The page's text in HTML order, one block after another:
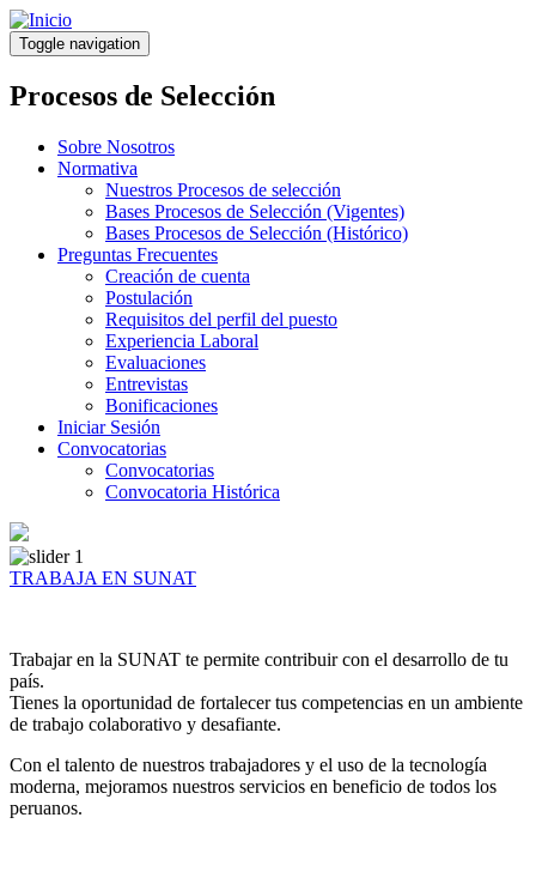
Pasar
al
contenido
principal
Toggle navigation
Procesos de Selección
Sobre Nosotros
Normativa
Nuestros Procesos de selección
Bases Procesos de Selección (Vigentes)
Bases Procesos de Selección (Histórico)
Preguntas Frecuentes
Creación de cuenta
Postulación
Requisitos del perfil del puesto
Experiencia Laboral
Evaluaciones
Entrevistas
Bonificaciones
Iniciar Sesión
Convocatorias
Convocatorias
Convocatoria Histórica
TRABAJA EN SUNAT
Trabajar en la SUNAT te permite contribuir con el desarrollo de tu
país.
Tienes la oportunidad de fortalecer tus competencias en un ambiente
de trabajo colaborativo y desafiante.
Con el talento de nuestros trabajadores y el uso de la tecnología
moderna, mejoramos nuestros servicios en beneficio de todos los
peruanos.